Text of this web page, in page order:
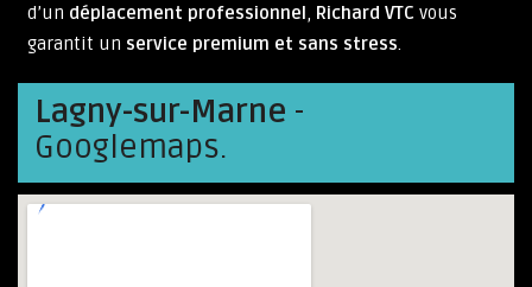
d’un déplacement professionnel, Richard VTC vous
garantit un service premium et sans stress.
Lagny-sur-Marne -
Googlemaps.